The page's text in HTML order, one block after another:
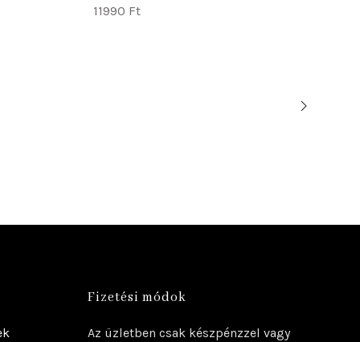
11990 Ft
Fizetési módok
Az üzletben csak készpénzzel vagy